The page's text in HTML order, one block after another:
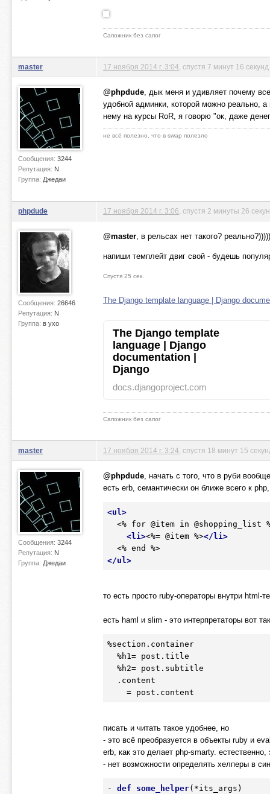
Сапожник без сапог
master
Сообщения: 3244
Репутация: N
Группа: Джедаи
17 ноября 2014 г. 3:04 , спустя 7 минут 16 секунд
@phpdude, дык меня и удивляет почему
удобной админки, которой можно реально,
нему на курсы RoR, я говорю "ок, даже
не всё полезно, что в swap полезло
phpdude
Сообщения: 26646
Репутация: N
Группа: в ухо
17 ноября 2014 г. 3:06 , спустя 2 минуты 26
@master, в рельсах нет такого?
напиши темплейт двиг свой - будешь
Спустя 25 сек.
The Django template language | Django
The Django template
language | Django
documentation |
Django
docs.djangoproject.com
Сапожник без сапог
master
Сообщения: 3244
Репутация: N
Группа: Джедаи
17 ноября 2014 г. 3:24 , спустя 18 минут 15
@phpdude, начать с того, что в руби
есть erb, семантически он ближе всего к
<ul >
<li ><%= @item %></li >
  <% end %>
</ul >
то есть просто ruby-операторы внутри html-
есть haml и slim - это интерпретаторы вот
%section .container
  %h1= post
.title
  %h2= post
.subtitle
.content
    = post
.content
писать и читать такое удобнее, но
- это всё преобразуется в объекты ruby и
erb, как это делает php-smarty.
- нет возможности определять хелперы в
- def some_helper(*its_args)